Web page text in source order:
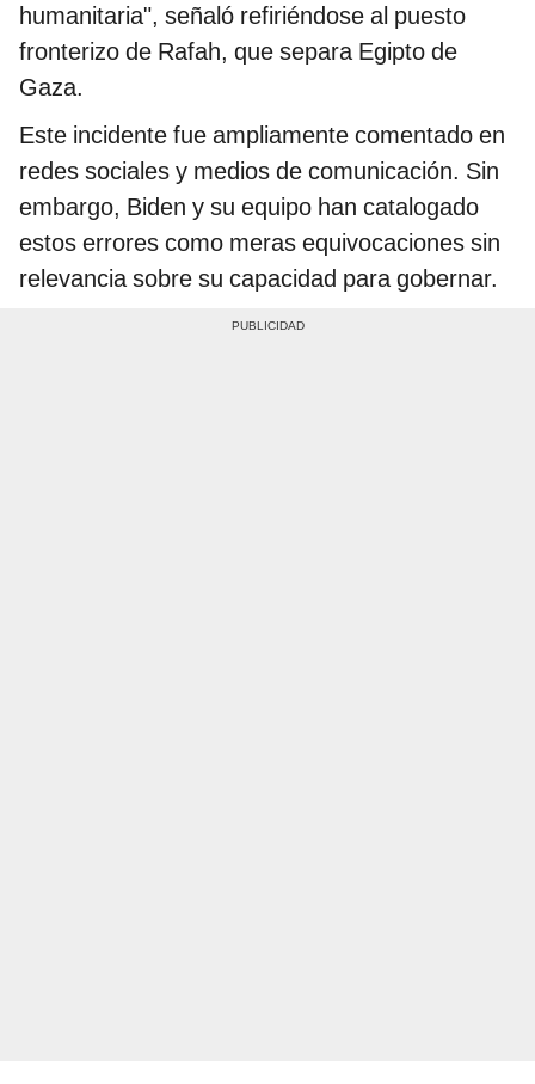
humanitaria", señaló refiriéndose al puesto
fronterizo de Rafah, que separa Egipto de
Gaza.
Este incidente fue ampliamente comentado en
redes sociales y medios de comunicación. Sin
embargo, Biden y su equipo han catalogado
estos errores como meras equivocaciones sin
relevancia sobre su capacidad para gobernar.